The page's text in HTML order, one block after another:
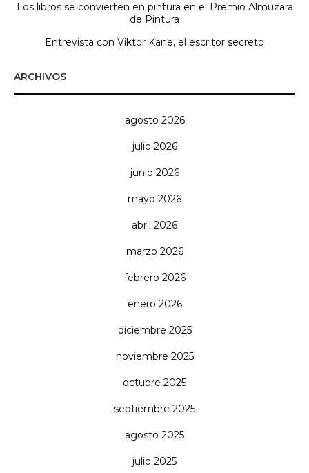
Los libros se convierten en pintura en el Premio Almuzara
de Pintura
Entrevista con Viktor Kane, el escritor secreto
ARCHIVOS
agosto 2026
julio 2026
junio 2026
mayo 2026
abril 2026
marzo 2026
febrero 2026
enero 2026
diciembre 2025
noviembre 2025
octubre 2025
septiembre 2025
agosto 2025
julio 2025